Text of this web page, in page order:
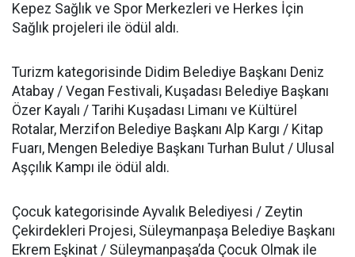
Kepez Sağlık ve Spor Merkezleri ve Herkes İçin
Sağlık projeleri ile ödül aldı.
Turizm kategorisinde Didim Belediye Başkanı Deniz
Atabay / Vegan Festivali, Kuşadası Belediye Başkanı
Özer Kayalı / Tarihi Kuşadası Limanı ve Kültürel
Rotalar, Merzifon Belediye Başkanı Alp Kargı / Kitap
Fuarı, Mengen Belediye Başkanı Turhan Bulut / Ulusal
Aşçılık Kampı ile ödül aldı.
Çocuk kategorisinde Ayvalık Belediyesi / Zeytin
Çekirdekleri Projesi, Süleymanpaşa Belediye Başkanı
Ekrem Eşkinat / Süleymanpaşa’da Çocuk Olmak ile